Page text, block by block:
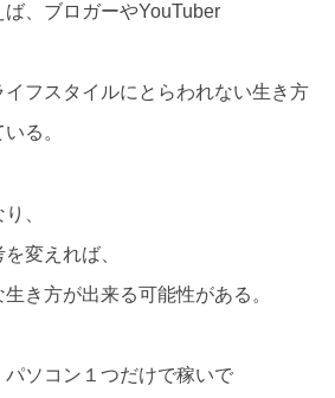
、ブロガーやYouTuber
フスタイルにとらわれない生き方
る。
、
変えれば、
き方が出来る可能性がある。
ソコン１つだけで稼いで